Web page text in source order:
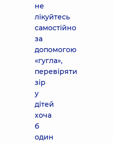
не
лікуйтесь
самостійно
за
допомогою
«гугла»,
перевіряти
зір
у
дітей
хоча
б
один